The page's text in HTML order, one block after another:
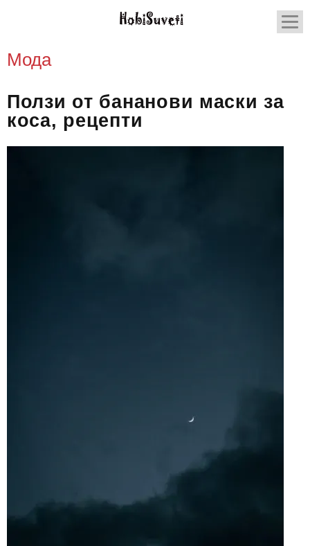
Мода
Ползи от бананови маски за
коса, рецепти